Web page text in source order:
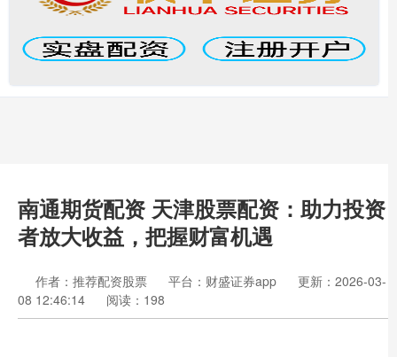
南通期货配资 天津股票配资：助力投资
者放大收益，把握财富机遇
作者：推荐配资股票 平台：财盛证券app
更新：2026-03-
08 12:46:14
阅读：198